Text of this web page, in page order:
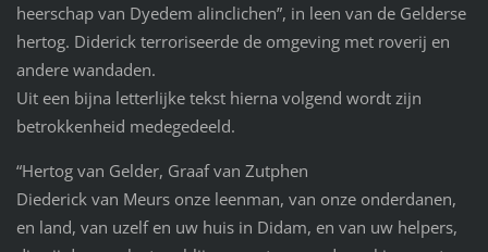
heerschap van Dyedem alinclichen”, in leen van de Gelderse
hertog. Diderick terroriseerde de omgeving met roverij en
andere wandaden.
Uit een bijna letterlijke tekst hierna volgend wordt zijn
betrokkenheid medegedeeld.
“Hertog van Gelder, Graaf van Zutphen
Diederick van Meurs onze leenman, van onze onderdanen,
en land, van uzelf en uw huis in Didam, en van uw helpers,